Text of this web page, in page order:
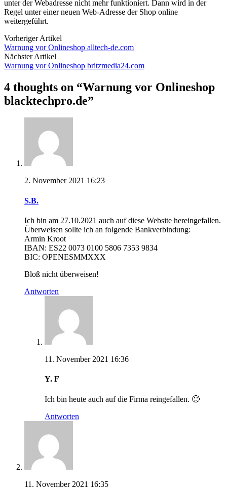
unter der Webadresse nicht mehr funktioniert. Dann wird in der
Regel unter einer neuen Web-Adresse der Shop online
weitergeführt.
Vorheriger Artikel
Warnung vor Onlineshop alltech-de.com
Nächster Artikel
Warnung vor Onlineshop britzmedia24.com
4 thoughts on “Warnung vor Onlineshop
blacktechpro.de”
2. November 2021 16:23
S.B.
Ich bin am 27.10.2021 auch auf diese Website hereingefallen.
Überweisen sollte ich an folgende Bankverbindung:
Armin Kroot
IBAN: ES22 0073 0100 5806 7353 9834
BIC: OPENESMMXXX
Bloß nicht überweisen!
Antworten
11. November 2021 16:36
Y. F
Ich bin heute auch auf die Firma reingefallen. 🙁
Antworten
11. November 2021 16:35